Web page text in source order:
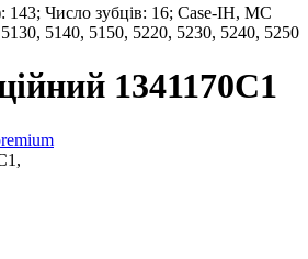
143; Число зубців: 16; Case-IH, MC
5140, 5150, 5220, 5230, 5240, 5250
1341170C1